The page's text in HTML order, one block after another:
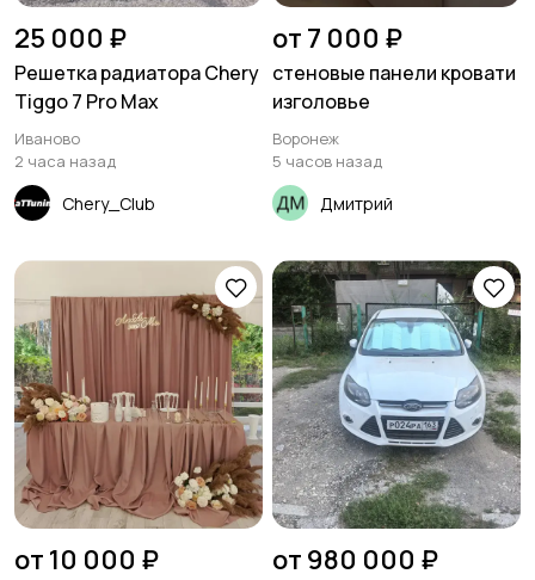
25 000 ₽
Решетка радиатора Chery
Tiggo 7 Pro Max
Иваново
2 часа назад
Chery_Club
от 7 000 ₽
стеновые панели кровати
изголовье
Воронеж
5 часов назад
Дмитрий
от 10 000 ₽ от 980 000 ₽